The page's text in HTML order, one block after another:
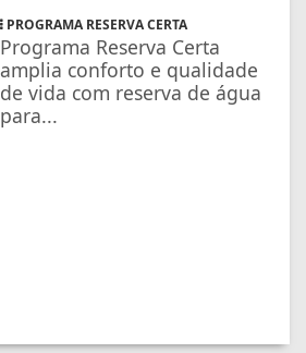
PROGRAMA RESERVA CERTA
Programa Reserva Certa
amplia conforto e qualidade
de vida com reserva de água
para...